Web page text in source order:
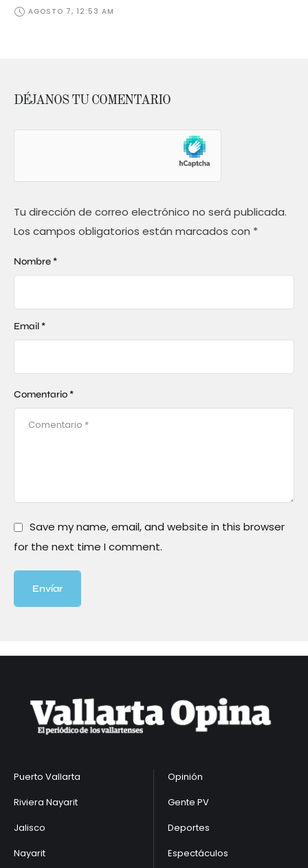
AGOSTO 7, 12:53 AM
DÉJANOS TU COMENTARIO
Tu dirección de correo electrónico no será publicada.
Los campos obligatorios están marcados con *
Comentario *
Nombre *
Email *
Save my name, email, and website in this browser
for the next time I comment.
Envíar
Puerto Vallarta
Riviera Nayarit
Jalisco
Nayarit
Opinión
Gente PV
Deportes
Espectáculos